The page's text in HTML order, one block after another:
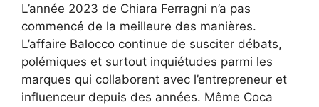
L’année 2023 de Chiara Ferragni n’a pas
commencé de la meilleure des manières.
L’affaire Balocco continue de susciter débats,
polémiques et surtout inquiétudes parmi les
marques qui collaborent avec l’entrepreneur et
influenceur depuis des années. Même Coca